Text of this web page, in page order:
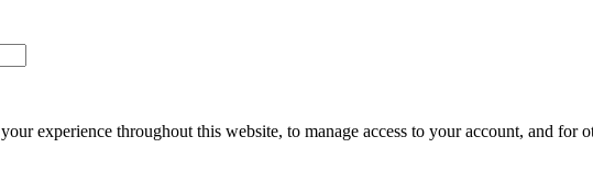
experience throughout this website, to manage access to your account, and for